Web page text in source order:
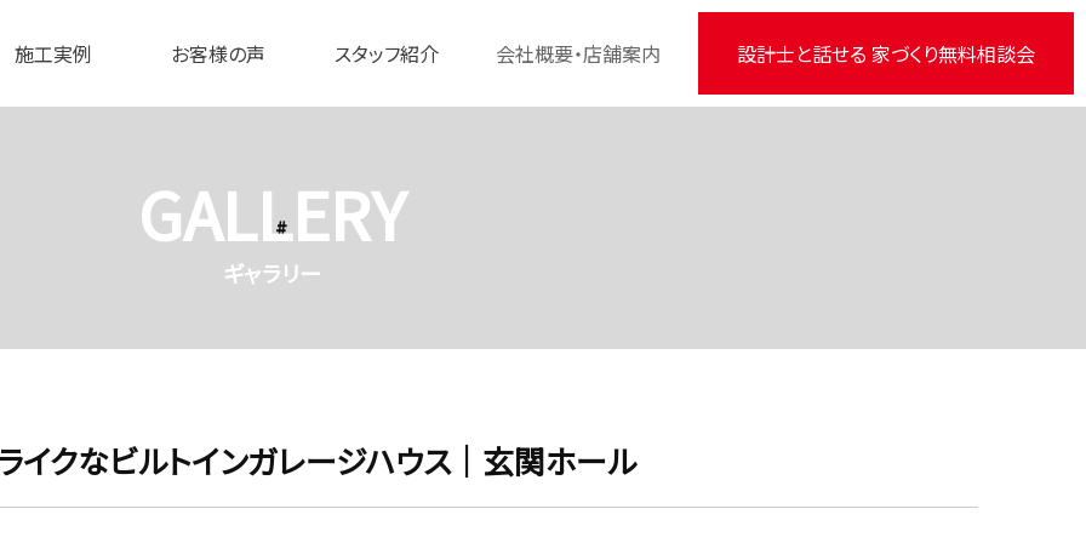
施工実例 お客様の声 スタッフ紹介 会社概要・店舗案内 設計士と話せる 家づくり無料相談会
GALLERY
ギャラリー
イクなビルトインガレージハウス｜玄関ホール